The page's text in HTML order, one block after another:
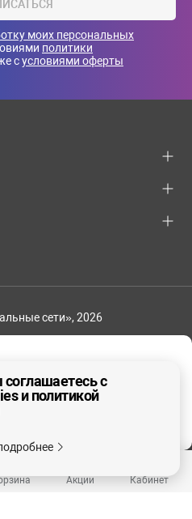
Акции Кабинет
моих персональных
политики
сусловиями оферты
сети», 2026
с
и политикой